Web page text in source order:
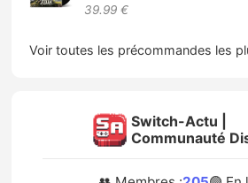
39.99 €
Voir toutes les précommandes les
Switch-Actu |
Communauté